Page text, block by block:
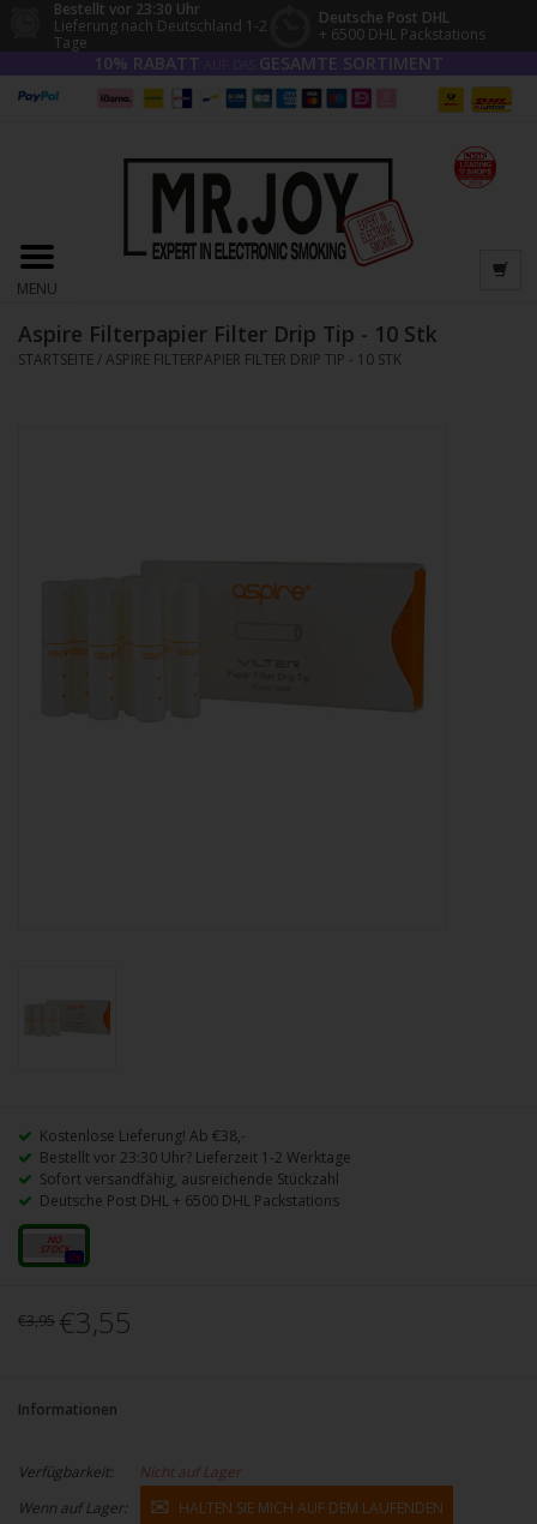
Bestellt vor 23:30 Uhr
Lieferung nach Deutschland 1-2
Tage
Deutsche Post DHL
+ 6500 DHL Packstations
10% RABATT GESAMTE SORTIMENT
MENU
Aspire Filterpapier Filter Drip Tip - 10 Stk
STARTSEITE /ASPIRE FILTERPAPIER FILTER DRIP TIP - 10 STK
Kostenlose Lieferung! Ab €38,-
Bestellt vor 23:30 Uhr? Lieferzeit 1-2 Werktage
Sofort versandfähig, ausreichende Stückzahl
Deutsche Post DHL + 6500 DHL Packstations
Weiß
0x
€3,95 €3,55
Informationen
Verfügbarkeit:
Nicht auf Lager
Wenn auf Lager:
HALTEN SIE MICH AUF DEM LAUFENDEN